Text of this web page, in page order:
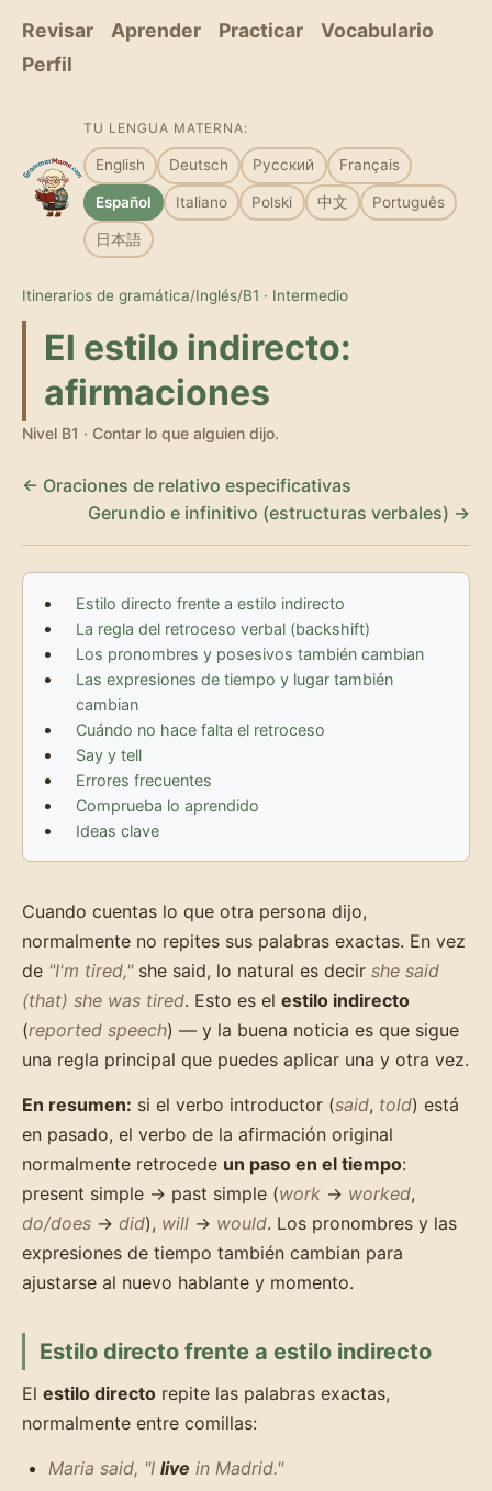
Revisar Aprender Practicar
Vocabulario
Perfil
TU LENGUA MATERNA:
English Deutsch Русский Français
Español Italiano Polski 中文 Português
日本語
Itinerarios de gramática/Inglés/B1 · Intermedio
El estilo indirecto:
afirmaciones
Nivel B1 · Contar lo que alguien dijo.
← Oraciones de relativo especificativas
Gerundio e infinitivo (estructuras verbales) →
Estilo directo frente a estilo indirecto
La regla del retroceso verbal (backshift)
Los pronombres y posesivos también cambian
Las expresiones de tiempo y lugar también
cambian
Cuándo no hace falta el retroceso
Say y tell
Errores frecuentes
Comprueba lo aprendido
Ideas clave
Cuando cuentas lo que otra persona dijo,
normalmente no repites sus palabras exactas. En vez
de "I'm tired,"she said, lo natural es decir she said
(that) she was tired. Esto es el estilo indirecto
(reported speech) — y la buena noticia es que sigue
una regla principal que puedes aplicar una y otra vez.
En resumen: si el verbo introductor (said, told) está
en pasado, el verbo de la afirmación original
normalmente retrocede un paso en el tiempo:
present simple → past simple (work → worked,
do/does → did), will → would. Los pronombres y las
expresiones de tiempo también cambian para
ajustarse al nuevo hablante y momento.
Estilo directo frente a estilo indirecto
El estilo directo repite las palabras exactas,
normalmente entre comillas:
Maria said, "I live in Madrid."